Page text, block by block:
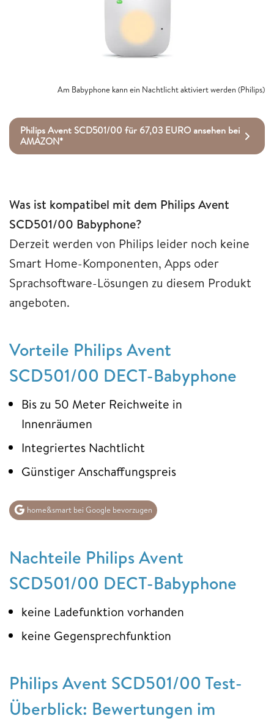
Am Babyphone kann ein Nachtlicht aktiviert werden (Philips)
Philips Avent SCD501/00 für 67,03 EURO ansehen bei
AMAZON*
Was ist kompatibel mit dem Philips Avent
SCD501/00 Babyphone?
Derzeit werden von Philips leider noch keine
Smart Home-Komponenten, Apps oder
Sprachsoftware-Lösungen zu diesem Produkt
angeboten.
Vorteile Philips Avent
SCD501/00 DECT-Babyphone
Bis zu 50 Meter Reichweite in
Innenräumen
Integriertes Nachtlicht
Günstiger Anschaffungspreis
home&smart bei Google bevorzugen
Nachteile Philips Avent
SCD501/00 DECT-Babyphone
keine Ladefunktion vorhanden
keine Gegensprechfunktion
Philips Avent SCD501/00 Test-
Überblick: Bewertungen im